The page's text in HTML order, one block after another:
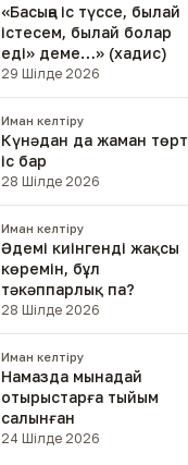
«Басыңа іс түссе, былай
істесем, былай болар
еді» деме…» (хадис)
29 Шілде 2026
Иман келтіру
Күнәдан да жаман төрт
іс бар
28 Шілде 2026
Иман келтіру
Әдемі киінгенді жақсы
көремін, бұл
тәкәппарлық па?
28 Шілде 2026
Иман келтіру
Намазда мынадай
отырыстарға тыйым
салынған
24 Шілде 2026